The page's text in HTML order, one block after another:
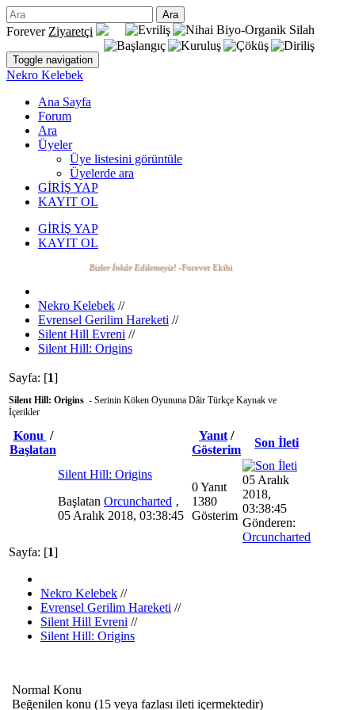
Forever Ziyaretçi
Toggle navigation
Nekro Kelebek
Ana Sayfa
Forum
Ara
Üyeler
Üye listesini görüntüle
Üyelerde ara
GİRİŞ YAP
KAYIT OL
GİRİŞ YAP
KAYIT OL
Bizler İnkâr Edilemeyiz!-Forever Ekibi
Nekro Kelebek //
Evrensel Gerilim Hareketi //
Silent Hill Evreni //
Silent Hill: Origins
Sayfa: [1]
Silent Hill: Origins - Serinin Köken Oyununa Dâir Türkçe Kaynak ve
İçerikler
Konu /
Başlatan
Yanıt /
Gösterim
Son İleti
Silent Hill: Origins
Başlatan Orcuncharted ‚
05 Aralık 2018, 03:38:45
0 Yanıt
1380
Gösterim
05 Aralık
2018,
03:38:45
Gönderen:
Orcuncharted
Sayfa: [1]
Nekro Kelebek //
Evrensel Gerilim Hareketi //
Silent Hill Evreni //
Silent Hill: Origins
Normal Konu
Beğenilen konu (15 veya fazlası ileti içermektedir)